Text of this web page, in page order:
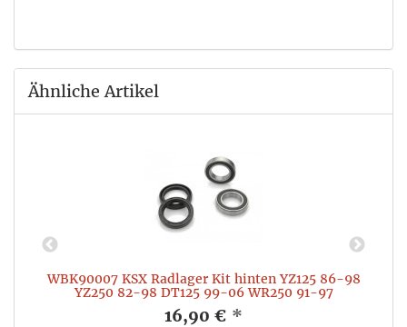
Ähnliche Artikel
WBK90007 KSX Radlager Kit hinten YZ125 86-98
YZ250 82-98 DT125 99-06 WR250 91-97
16,90 € *